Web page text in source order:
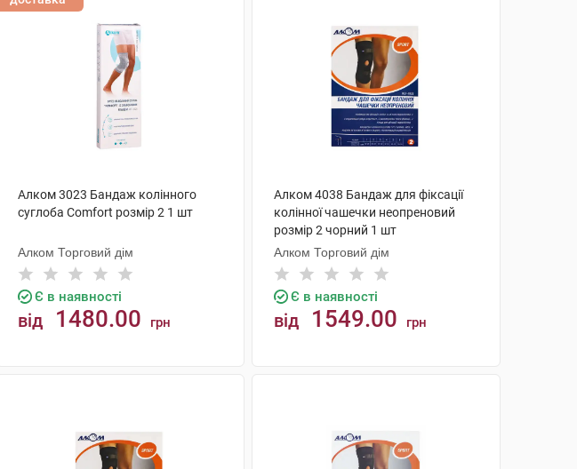
Алком 3023 Бандаж колінного
суглоба Comfort розмір 2 1 шт
Алком Торговий дім
Є в наявності
від 1480.00 грн
Алком 4038 Бандаж для фіксації
колінної чашечки неопреновий
розмір 2 чорний 1 шт
Алком Торговий дім
Є в наявності
від 1549.00 грн